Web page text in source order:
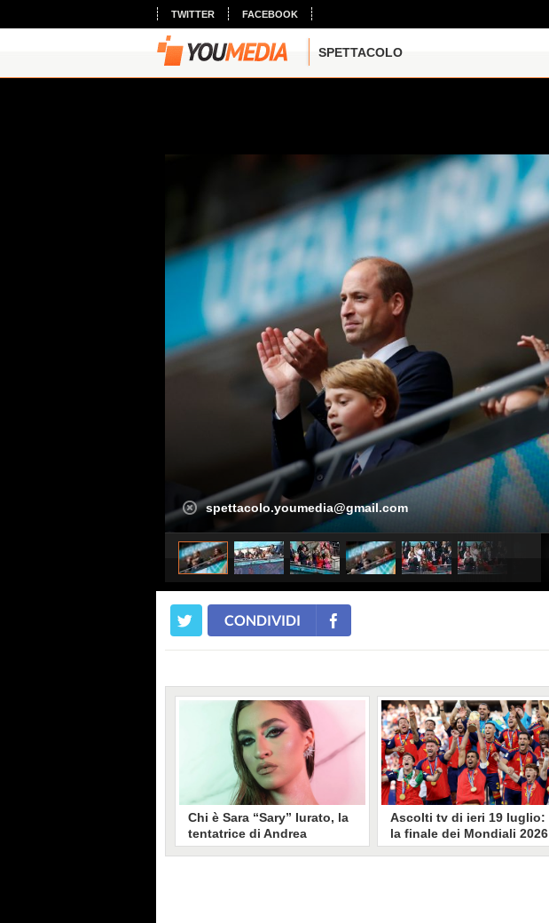
TWITTER FACEBOOK
SPETTACOLO
spettacolo.youmedia@gmail.com
CONDIVIDI
Chi è Sara “Sary” Iurato, la
tentatrice di Andrea
Petraroli a Temptation
Ascolti tv di ieri 19 luglio:
la finale dei Mondiali 2026
Spagna-Argentina